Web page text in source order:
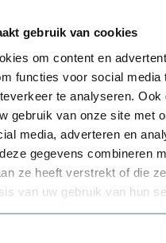
gebruik van cookies
om content en
functies voor social media
te analyseren. Ook
gebruik van onze site met
media, adverteren en
gegevens combineren
ze heeft verstrekt of die
van uw gebruik van hun
antifatigue sont
du fond et à la qualité
utilisé. Ces nattes